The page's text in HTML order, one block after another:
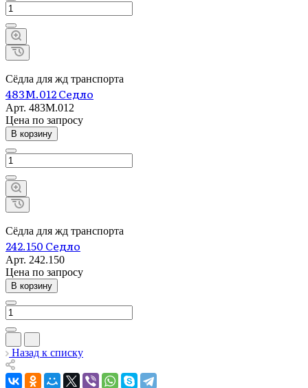
Сёдла для жд транспорта
483М.012 Седло
Арт. 483М.012
Цена по запросу
В корзину
Сёдла для жд транспорта
242.150 Седло
Арт. 242.150
Цена по запросу
В корзину
Назад к списку